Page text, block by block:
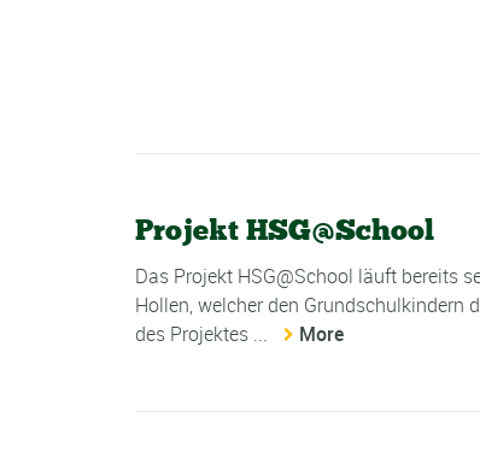
Projekt HSG@School
Das Projekt HSG@School läuft bereits
Hollen, welcher den Grundschulkindern
des Projektes ...
More